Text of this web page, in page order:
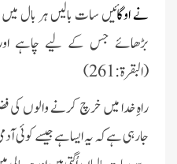
نے اوگائیں سات بالیں ہر بال
بڑھائے جس کے لیے چاہے اور
(البقرۃ:261)
راہِ خدا میں خرچ کرنے والوں کی
جارہی ہے کہ یہ ایسا ہے جیسے کوئی